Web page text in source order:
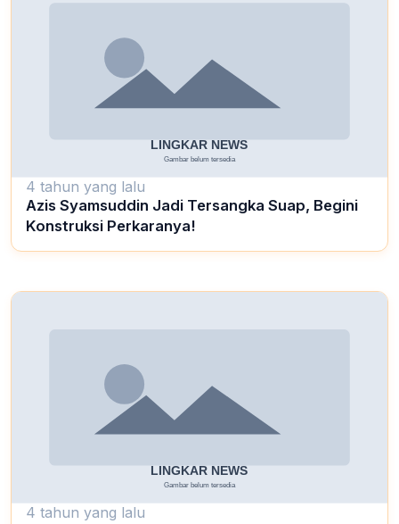
4 tahun yang lalu
Azis Syamsuddin Jadi Tersangka Suap, Begini
Konstruksi Perkaranya!
4 tahun yang lalu